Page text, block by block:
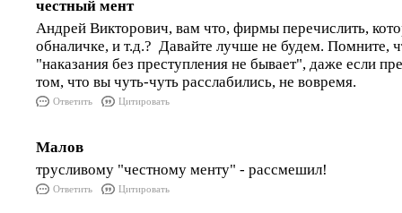
честный мент
Андрей Викторович, вам что, фирмы перечислить,
обналичке, и т.д.? Давайте лучше не будем. Помните,
"наказания без преступления не бывает", даже если
том, что вы чуть-чуть расслабились, не вовремя.
Ответить Цитировать
Малов
трусливому "честному менту" - рассмешил!
Ответить Цитировать